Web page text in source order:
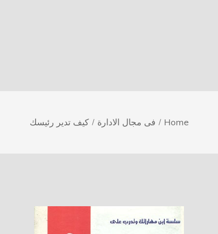
Home فى مجال الادارة كيف تدير رئيسك